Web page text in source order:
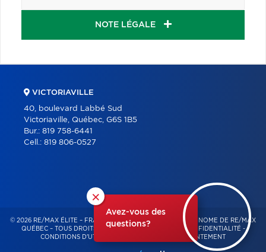
NOTE LÉGALE
×
Avez-vous des
questions?
VICTORIAVILLE
40, boulevard Labbé Sud
Victoriaville, Québec, G6S 1B5
Bur.: 819 758-6441
Cell.: 819 806-0527
© 2026 RE/MAX ÉLITE – FRANCHISÉ INDÉPENDANT ET AUTONOME DE RE/MAX
QUÉBEC – TOUS DROITS RÉSERVÉS -
POLITIQUE DE CONFIDENTIALITÉ -
CONDITIONS D'UTILISATION
GESTION DU CONSENTEMENT